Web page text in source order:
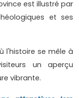
est illustré par
et ses
l'histoire se mêle à
un aperçu
vibrante.